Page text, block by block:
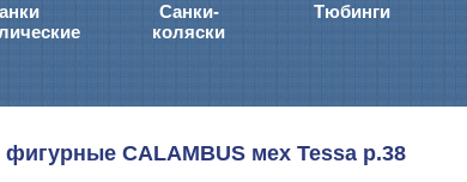
Санки-
коляски
Тюбинги
фигурные CALAMBUS мех Tessa р.38